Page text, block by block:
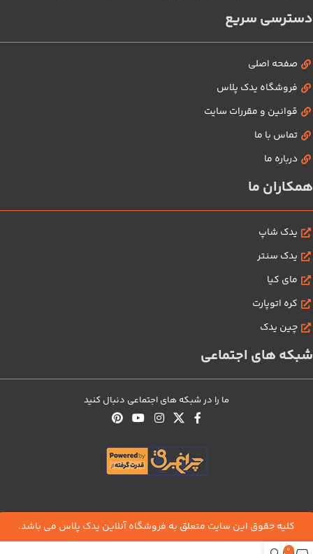
دسترسی سریع
صفحه اصلی
فروشگاه یدک پلاس
قوانین و مقررات سایت
تماس با ما
درباره ما
همکاران ما
یدک شاپ
یدک سنتر
مای کیا
کره اتوپارت
چین یدک
شبکه های اجتماعی
ما را در شبکه های اجتماعی دنبال کنید
کلیه حقوق این سایت متعلق به فروشگاه آنلاین یدک پلاس می باشد.
0